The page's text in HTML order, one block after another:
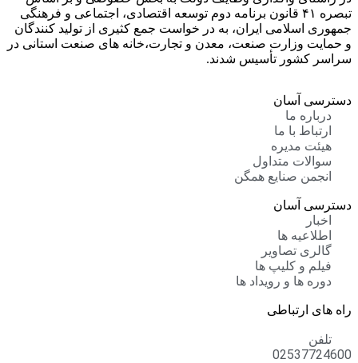
تبصره ۴۱ قانون برنامه دوم توسعه اقتصادی، اجتماعی و فرهنگی
جمهوری اسلامی ایران، به در خواست جمع کثیری از تولید کنندگان
و حمایت وزارت صنعت، معدن و تجارت،خانه های صنعت استانی در
سراسر کشور تأسیس شدند.
دسترسی آسان
درباره ما
ارتباط با ما
هیئت مدیره
سوالات متداول
انجمن صنایع همگن
دسترسی آسان
اخبار
اطلاعیه ها
گالری تصاویر
فیلم و کلیپ ها
دوره ها و رویداد ها
راه های ارتباطی
تلفن
02537724600